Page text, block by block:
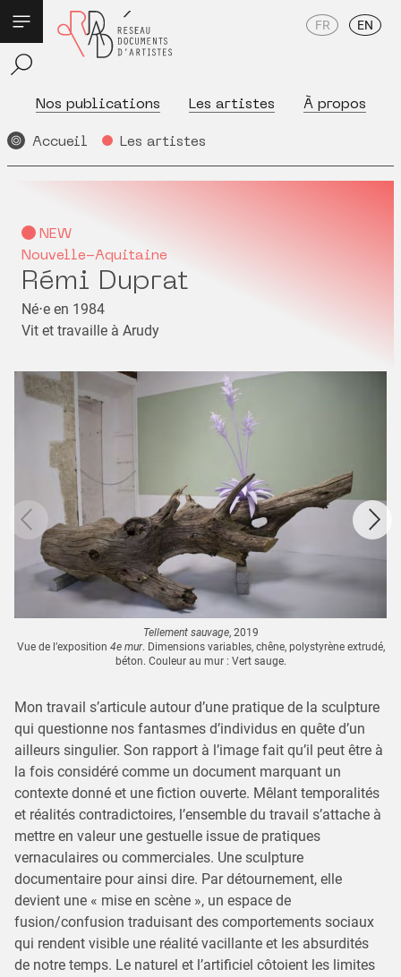
Nos publications Les artistes À propos
FR EN
Accueil Les artistes
NEW
Nouvelle-Aquitaine
Rémi Duprat
Né⋅e en 1984
Vit et travaille à Arudy
Tellement sauvage, 2019
Vue de l’exposition 4e mur. Dimensions variables, chêne, polystyrène extrudé,
béton. Couleur au mur : Vert sauge.
Mon travail s’articule autour d’une pratique de la sculpture
qui questionne nos fantasmes d’individus en quête d’un
ailleurs singulier. Son rapport à l’image fait qu’il peut être à
la fois considéré comme un document marquant un
contexte donné et une fiction ouverte. Mêlant temporalités
et réalités contradictoires, l’ensemble du travail s’attache à
mettre en valeur une gestuelle issue de pratiques
vernaculaires ou commerciales. Une sculpture
documentaire pour ainsi dire. Par détournement, elle
devient une « mise en scène », un espace de
fusion/confusion traduisant des comportements sociaux
qui rendent visible une réalité vacillante et les absurdités
de notre temps. Le naturel et l’artificiel côtoient les limites